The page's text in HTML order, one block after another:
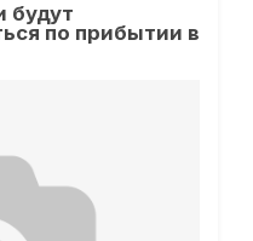
будут
по прибытии в